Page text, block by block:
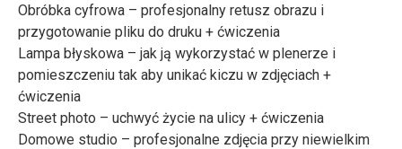
Obróbka cyfrowa – profesjonalny retusz obrazu i
przygotowanie pliku do druku + ćwiczenia
Lampa błyskowa – jak ją wykorzystać w plenerze i
pomieszczeniu tak aby unikać kiczu w zdjęciach +
ćwiczenia
Street photo – uchwyć życie na ulicy + ćwiczenia
Domowe studio – profesjonalne zdjęcia przy niewielkim